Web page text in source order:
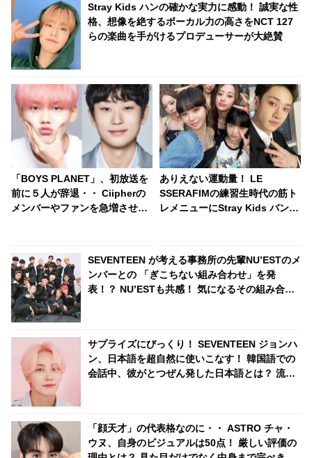
Stray Kids ハンの確かな実力に感動！ 誠実な性
格、想像を絶するボーカル力の高さをNCT 127
らの楽曲を手がけるプロデューサーが大絶賛
「BOYS PLANET」、初放送を
前に５人が辞退・・ Ciipherの
メンバーやファンを急増させた
ありえない運動量！ LE
SSERAFIMの練習生時代の筋ト
レメニューにStray Kids バンチ
SEVENTEEN が考える事務所の先輩NU’ESTのメ
ンバーとの 「ぎこちない組み合わせ」を発
表！？ NU’ESTも共感！ 気になるその組み合わ
サプライズにびっくり！ SEVENTEEN ジョンハ
ン、日本語を超自然に使いこなす！ 韓国語での
会話中、彼がとつぜん発した日本語とは？ 流ち
「顔天才」の代表格なのに・・ ASTRO チャ・
ウヌ、自身のビジュアルは50点！ 厳しい評価の